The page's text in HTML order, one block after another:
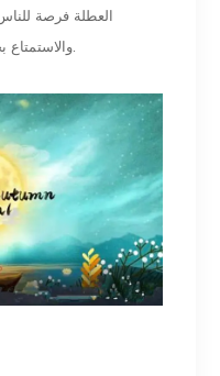
العطلة فرصة
والاستمتاع بجمال الطبيعة. أطيب التمنيات للجميع.